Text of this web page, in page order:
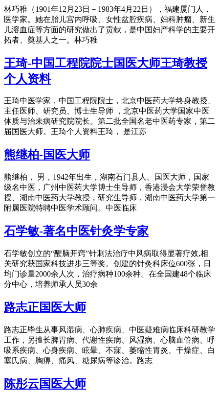
林巧稚（1901年12月23日－1983年4月22日），福建厦门人，
医学家。她在胎儿宫内呼吸、女性盆腔疾病、妇科肿瘤、新生
儿溶血症等方面的研究做出了贡献，是中国妇产科学的主要开
拓者、奠基人之一。林巧稚
王琦-中国工程院院士国医大师王琦教授
个人资料
王琦中医学家，中国工程院院士，北京中医药大学终身教授、
主任医师、研究员、博士生导师 ，北京中医药大学国家中医
体质与治未病研究院院长。第二批全国名老中医药专家，第二
届国医大师。王琦个人资料王琦， 是江苏
熊继柏-国医大师
熊继柏， 男，1942年出生，湖南石门县人。国医大师，国家
级名中医，广州中医药大学博士生导师，香港浸会大学荣誉教
授、湖南中医药大学教授，研究生导师，湖南中医药大学第一
附属医院特聘中医学术顾问。中医临床
石学敏-著名中医针灸学专家
石学敏创立的“醒脑开窍”针刺法治疗中风病取得显著疗效,相
关研究获国家科技进步三等奖。创建的针灸科床位600张，日
均门诊量2000余人次，治疗病种100余种。在全国建48个临床
分中心，培养师承人员30余
路志正国医大师
路志正毕生从事风湿病、心肺疾病、中医疑难病临床科研教学
工作，另擅长脾胃病、代谢性疾病、风湿病、心脑血管病、呼
吸系疾病、心身疾病、眩晕、不寐、萎缩性胃炎、干燥症、白
塞氏病、胸痹、痛风、糖尿病等诊治。路志
陈彤云国医大师